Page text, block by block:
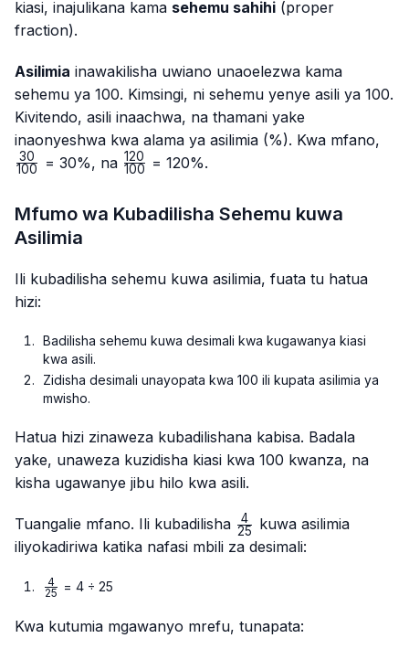
kiasi, inajulikana kama sehemu sahihi (proper
fraction).
Asilimia inawakilisha uwiano unaoelezwa kama
sehemu ya 100. Kimsingi, ni sehemu yenye asili ya 100.
Kivitendo, asili inaachwa, na thamani yake
inaonyeshwa kwa alama ya asilimia (%). Kwa mfano,
100
30 = 30%, na \frac{120}
100
120 = 120%.
Mfumo wa Kubadilisha Sehemu kuwa
Asilimia
Ili kubadilisha sehemu kuwa asilimia, fuata tu hatua
hizi:
Badilisha sehemu kuwa desimali kwa kugawanya kiasi
kwa asili.
Zidisha desimali unayopata kwa 100 ili kupata asilimia ya
mwisho.
Hatua hizi zinaweza kubadilishana kabisa. Badala
yake, unaweza kuzidisha kiasi kwa 100 kwanza, na
kisha ugawanye jibu hilo kwa asili.
Tuangalie mfano. Ili kubadilisha \frac{4}
{25}
25
4
kuwa asilimia
iliyokadiriwa katika nafasi mbili za desimali:
\frac{4}
25
4 = 4 ÷ 25
Kwa kutumia mgawanyo mrefu, tunapata: